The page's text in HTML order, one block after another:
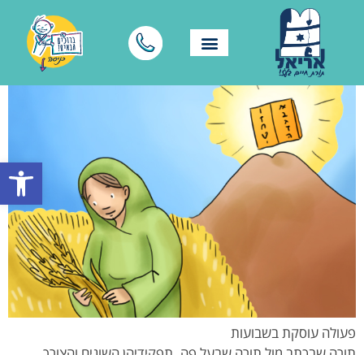
פתח
פעולה עוסקת בשבועות